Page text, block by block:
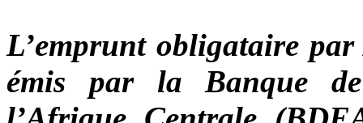
L’emprunt obligataire
émis par la Banque de